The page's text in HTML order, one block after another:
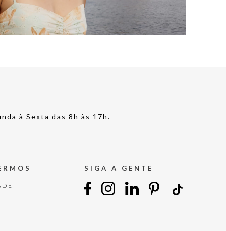
à Sexta das 8h às 17h.
SIGA A GENTE